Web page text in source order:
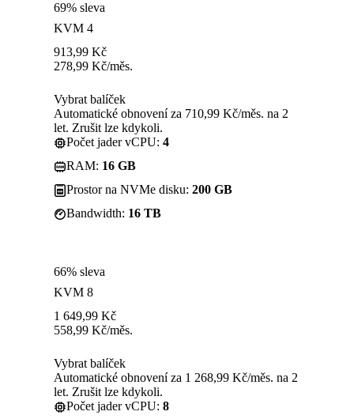
69% sleva
KVM 4
913,99 Kč
278,99 Kč/měs.
Vybrat balíček
Automatické obnovení za 710,99 Kč/měs. na 2
let. Zrušit lze kdykoli.
Počet jader vCPU: 4
RAM: 16 GB
Prostor na NVMe disku: 200 GB
Bandwidth: 16 TB
66% sleva
KVM 8
1 649,99 Kč
558,99 Kč/měs.
Vybrat balíček
Automatické obnovení za 1 268,99 Kč/měs. na 2
let. Zrušit lze kdykoli.
Počet jader vCPU: 8